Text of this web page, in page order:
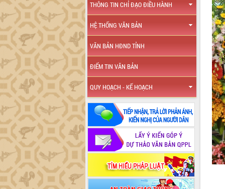
THÔNG TIN CHỈ ĐẠO ĐIỀU HÀNH
HỆ THỐNG VĂN BẢN
VĂN BẢN HĐND TỈNH
ĐIỂM TIN VĂN BẢN
QUY HOẠCH - KẾ HOẠCH